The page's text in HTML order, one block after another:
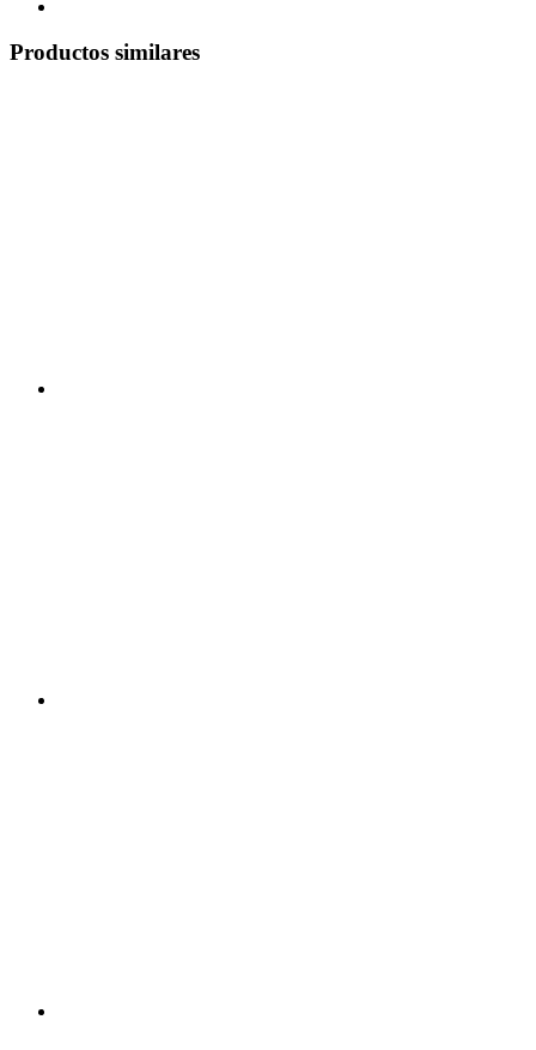
Productos similares